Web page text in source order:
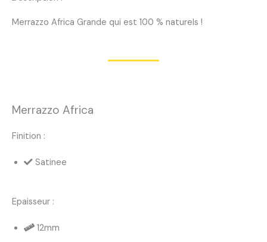
Merrazzo Africa Grande qui est 100 % naturels !
Merrazzo Africa
Finition :
Satinee
Epaisseur :
12mm